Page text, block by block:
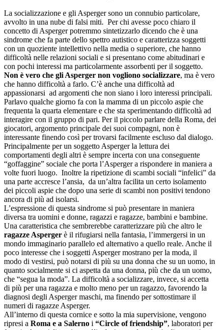
La socializzazione e gli Asperger sono un connubio particolare,
avvolto in una nube di falsi miti. Per chi avesse poco chiaro il
concetto di Asperger potremmo sintetizzarlo dicendo che è una
sindrome che fa parte dello spettro autistico e caratterizza soggetti
con un quoziente intellettivo nella media o superiore, che hanno
difficoltà nelle relazioni sociali e si presentano come abitudinari e
con pochi interessi ma particolarmente assorbenti per il soggetto.
Non è vero che gli Asperger non vogliono socializzare, ma è vero
che hanno difficoltà a farlo. C’è anche una difficoltà ad
appassionarsi ad argomenti che non siano i loro interessi principali.
Parlavo qualche giorno fa con la mamma di un piccolo aspie che
frequenta la quarta elementare e che sta sperimentando difficoltà ad
interagire con il gruppo di pari. Per il piccolo parlare della Roma, dei
giocatori, argomento principale dei suoi compagni, non è
interessante finendo così per trovarsi facilmente escluso dal dialogo.
Principalmente per un soggetto Asperger la lettura dei
comportamenti degli altri è sempre incerta con una conseguente
“goffaggine” sociale che porta l’Asperger a rispondere in maniera a
volte fuori luogo. Inoltre la ripetizione di scambi sociali “infelici” da
una parte accresce l’ansia, da un’altra facilita un certo isolamento
dei piccoli aspie che dopo una serie di scambi non positivi tendono
ancora di più ad isolarsi.
L’espressione di questa sindrome si può presentare in maniera
diversa tra uomini e donne, ragazzi e ragazze, bambini e bambine.
Una caratteristica che sembrerebbe caratterizzare più che altro le
ragazze Asperger è il rifugiarsi nella fantasia, l’immergersi in un
mondo immaginario parallelo ed alternativo a quello reale. Anche il
poco interesse che i soggetti Asperger mostrano per la moda, il
modo di vestirsi, può notarsi di più su una donna che su un uomo, in
quanto socialmente si ci aspetta da una donna, più che da un uomo,
che “segua la moda”. La difficoltà a socializzare, invece, si accetta
di più per una ragazza e molto meno per un ragazzo, favorendo la
diagnosi degli Asperger maschi, ma finendo per sottostimare il
numeri di ragazze Asperger.
All’interno di questa cornice e sotto la mia supervisione, vengono
ripresi a Roma e a Salerno i “Circle of friendship”, laboratori per